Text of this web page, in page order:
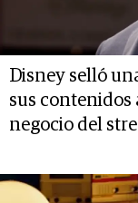
Disney selló
sus contenidos
negocio del